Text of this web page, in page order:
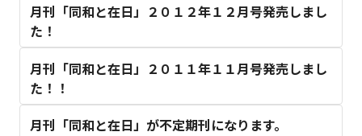
月刊「同和と在日」２０１２年１２月号発売しまし
た！
月刊「同和と在日」２０１１年１１月号発売しまし
た！！
月刊「同和と在日」が不定期刊になります。